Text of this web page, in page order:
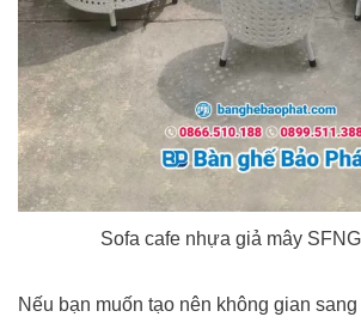
Sofa cafe nhựa giả mây
Nếu bạn muốn tạo nên không gian